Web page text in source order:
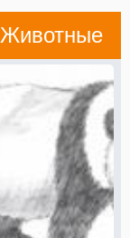
Животные